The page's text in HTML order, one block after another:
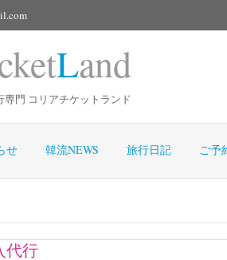
Land
専門 コリアチケットランド
せ 韓流NEWS 旅行日記 ご予
代行